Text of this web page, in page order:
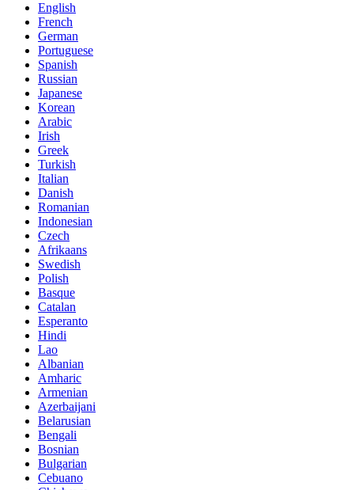
English
French
German
Portuguese
Spanish
Russian
Japanese
Korean
Arabic
Irish
Greek
Turkish
Italian
Danish
Romanian
Indonesian
Czech
Afrikaans
Swedish
Polish
Basque
Catalan
Esperanto
Hindi
Lao
Albanian
Amharic
Armenian
Azerbaijani
Belarusian
Bengali
Bosnian
Bulgarian
Cebuano